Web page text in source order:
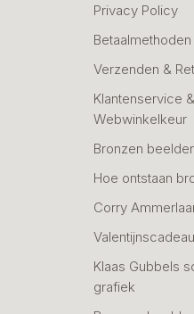
Privacy Policy
Verzenden &
Klantenservice
Webwinkelkeur
Bronzen
Hoe ontstaan
Corry
Klaas Gubbels
grafiek